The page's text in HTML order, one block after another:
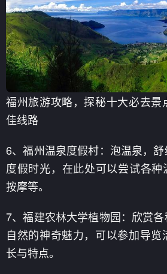
福州旅游攻略，探秘十大必去景
佳线路
6、福州温泉度假村：泡温泉，
度假时光，在此处可以尝试各种
按摩等。
7、福建农林大学植物园：欣赏
自然的神奇魅力，可以参加导
长与特点。